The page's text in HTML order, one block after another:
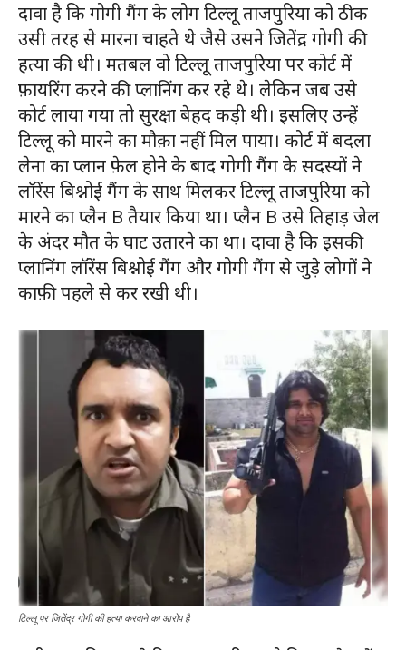
दावा है कि गोगी गैंग के लोग टिल्लू ताजपुरिया को ठीक
उसी तरह से मारना चाहते थे जैसे उसने जितेंद्र गोगी की
हत्या की थी। मतबल वो टिल्लू ताजपुरिया पर कोर्ट में
फ़ायरिंग करने की प्लानिंग कर रहे थे। लेकिन जब उसे
कोर्ट लाया गया तो सुरक्षा बेहद कड़ी थी। इसलिए उन्हें
टिल्लू को मारने का मौक़ा नहीं मिल पाया। कोर्ट में बदला
लेना का प्लान फ़ेल होने के बाद गोगी गैंग के सदस्यों ने
लॉरेंस बिश्नोई गैंग के साथ मिलकर टिल्लू ताजपुरिया को
मारने का प्लैन B तैयार किया था। प्लैन B उसे तिहाड़ जेल
के अंदर मौत के घाट उतारने का था। दावा है कि इसकी
प्लानिंग लॉरेंस बिश्नोई गैंग और गोगी गैंग से जुड़े लोगों ने
काफ़ी पहले से कर रखी थी।
टिल्लू पर जितेंद्र गोगी की हत्या करवाने का आरोप है